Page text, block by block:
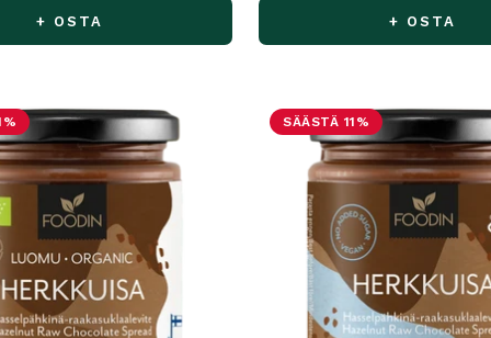
+ OSTA + OSTA
SÄÄSTÄ 11%